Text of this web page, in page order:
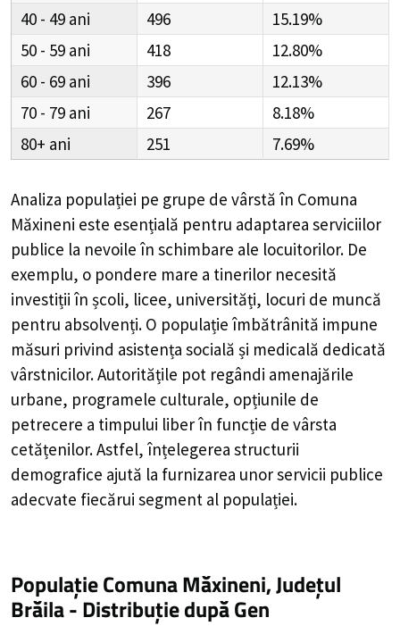
40 - 49
496
15.19%
50 - 59
418
12.80%
60 - 69
396
12.13%
70 - 79
267
8.18%
80+
251 7.69%
Analiza populației pe grupe de vârstă în Comuna
Măxineni este esențială pentru adaptarea serviciilor
publice la nevoile în schimbare ale locuitorilor. De
exemplu, o pondere mare a tinerilor necesită
investiții în școli, licee, universități, locuri de muncă
pentru absolvenți. O populație îmbătrânită impune
măsuri privind asistența socială și medicală dedicată
vârstnicilor. Autoritățile pot regândi amenajările
urbane, programele culturale, opțiunile de
petrecere a timpului liber în funcție de vârsta
cetățenilor. Astfel, înțelegerea structurii
demografice ajută la furnizarea unor servicii publice
adecvate fiecărui segment al populației.
Populație Comuna Măxineni, Județul
Brăila-Distribuțiedupă Gen